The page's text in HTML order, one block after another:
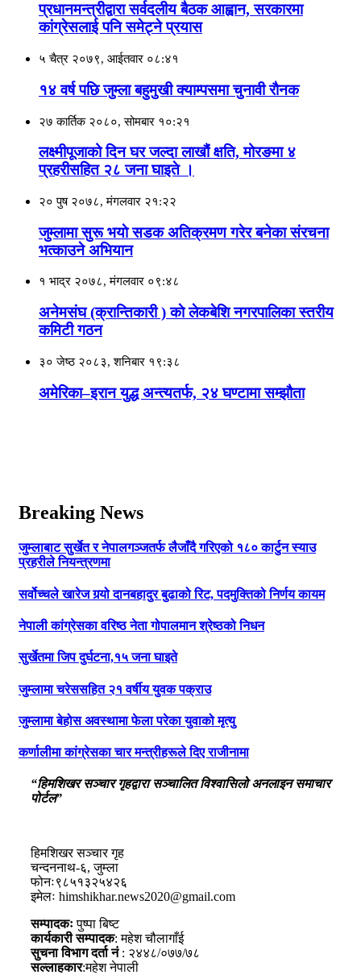
प्रधानमन्त्रीद्वारा सर्वदलीय बैठक आह्वान, सरकारमा
कांग्रेसलाई पनि समेट्ने प्रयास
५ चैत्र २०७९, आईतवार ०८:४१
१४ वर्ष पछि जुम्ला बहुमुखी क्याम्पसमा चुनावी राैनक
२७ कार्तिक २०८०, सोमबार १०:२१
लक्ष्मीपूजाको दिन घर जल्दा लाखौं क्षति, मोरङमा ४
प्रहरीसहित २८ जना घाइते ।
२० पुष २०७८, मंगलवार २१:२२
जुम्लामा सुरू भयाे सडक अतिक्रमण गरेर बनेका संरचना
भत्काउने अभियान
१ भाद्र २०७८, मंगलवार ०९:४८
अनेमसंघ (क्रान्तिकारी ) काे लेकबेशि नगरपालिका स्तरीय
कमिटी गठन
३० जेष्ठ २०८३, शनिबार १९:३८
अमेरिका–इरान युद्ध अन्त्यतर्फ, २४ घण्टामा सम्झौता
Breaking News
जुम्लाबाट सुर्खेत र नेपालगञ्जतर्फ लैजाँदै गरिएको १८० कार्टुन स्याउ
प्रहरीले नियन्त्रणमा
सर्वोच्चले खारेज गर्‍यो दानबहादुर बुढाको रिट, पदमुक्तिको निर्णय कायम
नेपाली कांग्रेसका वरिष्ठ नेता गोपालमान श्रेष्ठको निधन
सुर्खेतमा जिप दुर्घटना,१५ जना घाइते
जुम्लामा चरेससहित २१ वर्षीय युवक पक्राउ
जुम्लामा बेहोस अवस्थामा फेला परेका युवाको मृत्यु
कर्णालीमा कांग्रेसका चार मन्त्रीहरूले दिए राजीनामा
“हिमशिखर सञ्चार गृहद्वारा सञ्चालित विश्वासिलो अनलाइन समाचार
पोर्टल”
हिमशिखर सञ्चार गृह
चन्दननाथ-६, जुम्ला
फोनः९८५१३२५४२६
इमेलः himshikhar.news2020@gmail.com
सम्पादकःपुष्पा बिष्ट
कार्यकारी सम्पादक: महेश चौलागाँई
सुचना विभाग दर्ता नं: २४४८/०७७/७८
सल्लाहकार:महेश नेपाली